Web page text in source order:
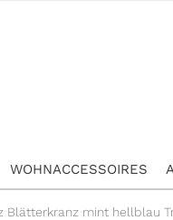
WOHNACCESSOIRES
Blätterkranz mint hellblau